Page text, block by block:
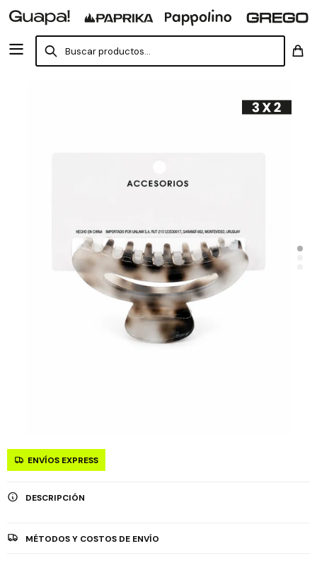
ENVÍOS EXPRESS
DESCRIPCIÓN
MÉTODOS Y COSTOS DE ENVÍO